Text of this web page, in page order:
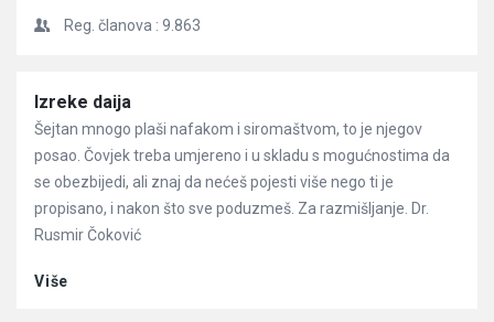
Reg. članova : 9.863
Članci
Izreke daija
Šejtan mnogo plaši nafakom i siromaštvom, to je njegov
posao. Čovjek treba umjereno i u skladu s mogućnostima da
se obezbijedi, ali znaj da nećeš pojesti više nego ti je
propisano, i nakon što sve poduzmeš. Za razmišljanje. Dr.
Rusmir Čoković
Više